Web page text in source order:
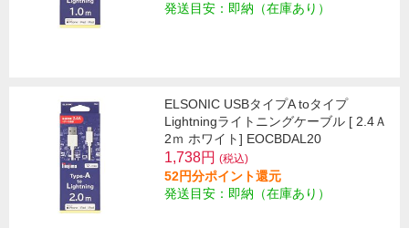
発送目安：即納（在庫あり）
ELSONIC USBタイプA toタイプ
Lightningライトニングケーブル [ 2.4Ａ
2ｍ ホワイト] EOCBDAL20
1,738円 (税込)
52円分ポイント還元
発送目安：即納（在庫あり）